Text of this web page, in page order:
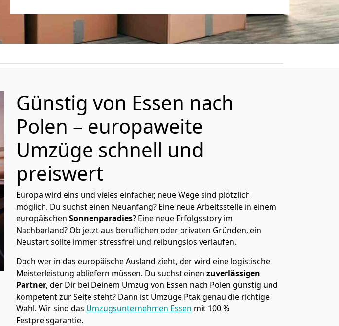
Günstig von Essen nach
Polen – europaweite
Umzüge schnell und
preiswert
Europa wird eins und vieles einfacher, neue Wege sind plötzlich
möglich. Du suchst einen Neuanfang? Eine neue Arbeitsstelle in einem
europäischen Sonnenparadies? Eine neue Erfolgsstory im
Nachbarland? Ob jetzt aus beruflichen oder privaten Gründen, ein
Neustart sollte immer stressfrei und reibungslos verlaufen.
Doch wer in das europäische Ausland zieht, der wird eine logistische
Meisterleistung abliefern müssen. Du suchst einen zuverlässigen
Partner, der Dir bei Deinem Umzug von Essen nach Polen günstig und
kompetent zur Seite steht? Dann ist Umzüge Ptakgenau die richtige
Wahl. Wir sind das Umzugsunternehmen Essen mit 100 %
Festpreisgarantie.